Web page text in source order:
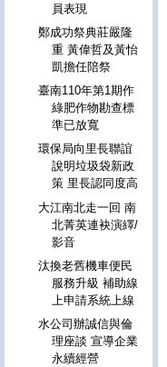
員表現
鄭成功祭典莊嚴隆
重 黃偉哲及黃怡
凱擔任陪祭
臺南110年第1期作
綠肥作物勘查標
準已放寬
環保局向里長聯誼
說明垃圾袋新政
策 里長認同度高
大江南北走一回 南
北菁英連袂演繹/
影音
汰換老舊機車便民
服務升級 補助線
上申請系統上線
水公司辦誠信與倫
理座談 宣導企業
永續經營